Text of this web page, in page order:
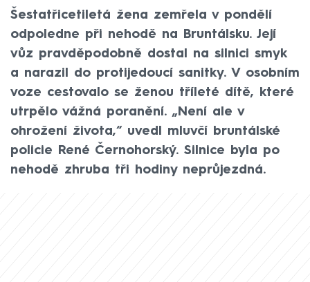
Šestatřicetiletá žena zemřela v pondělí
odpoledne při nehodě na Bruntálsku. Její
vůz pravděpodobně dostal na silnici smyk
a narazil do protijedoucí sanitky. V osobním
voze cestovalo se ženou tříleté dítě, které
utrpělo vážná poranění. „Není ale v
ohrožení života,“ uvedl mluvčí bruntálské
policie René Černohorský. Silnice byla po
nehodě zhruba tři hodiny neprůjezdná.